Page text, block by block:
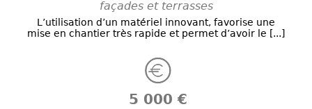
façades et terrasses
L’utilisation d’un matériel innovant, favorise une
mise en chantier très rapide et permet d’avoir le [...]
5 000 €